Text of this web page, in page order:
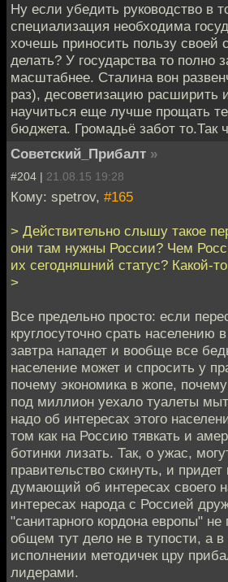
Ну если убедить руководство в
специализация необходима
хочешь приносить пользу своей
делать? У государства то полно
масштабнее. Сталина вон
раз), десоветизацию расширить
научиться еще лучше прощать
бюджета. Громадьё забот то.Так
Советский_Прибалт »
#204 | 21.08.15 19:28
Кому: spetrov, #165
> Действительно слышу такое
они там нужны России? Чем
их сегодняшний статус? Какой-
>
Все предельно просто: если
круглосуточно срать населению
завтра нападет и вообще все
население может и спросить у
почему экономика в жопе,
под миллион уехало туалеты
надо об интересах этого
том как на Россию тявкать и
ботинки лизать. Так, о ужас,
правительство скинуть, и придет
думающий об интересах своего
интересах народа с Россией
"санитарного кордона европы"
общем тут дело не в тупости, а
исполнении методичек цру
лидерами.